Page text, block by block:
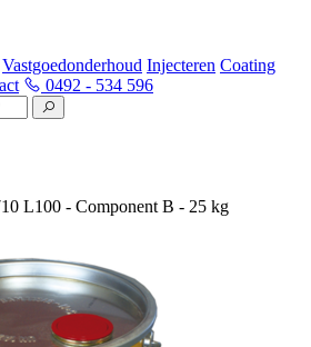
Vastgoedonderhoud Injecteren Coating
0492 - 534 596
L100 - Component B - 25 kg